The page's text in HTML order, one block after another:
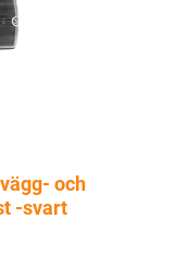
och
-svart